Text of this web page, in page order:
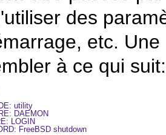
des
etc.
à ce qui suit:
utility
DAEMON
LOGIN
FreeBSD shutdown